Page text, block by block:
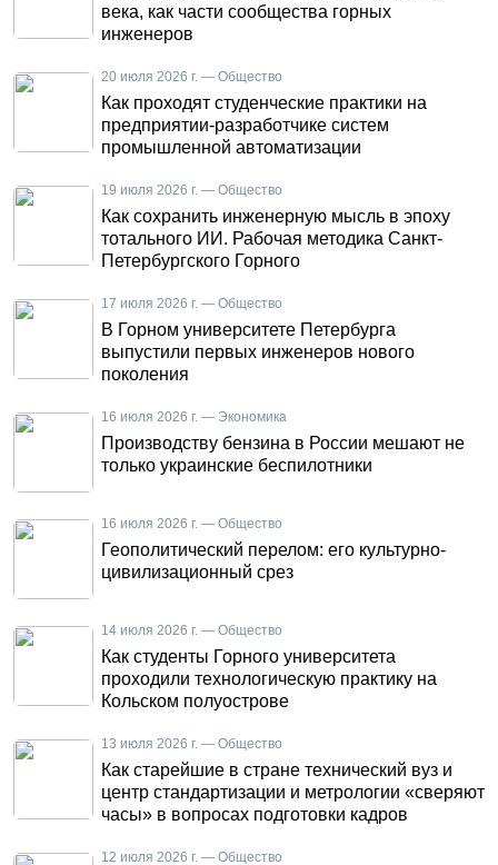
века, как части сообщества горных
инженеров
20 июля 2026 г. — Общество
Как проходят студенческие практики на
предприятии-разработчике систем
промышленной автоматизации
19 июля 2026 г. — Общество
Как сохранить инженерную мысль в эпоху
тотального ИИ. Рабочая методика Санкт-
Петербургского Горного
17 июля 2026 г. — Общество
В Горном университете Петербурга
выпустили первых инженеров нового
поколения
16 июля 2026 г. — Экономика
Производству бензина в России мешают не
только украинские беспилотники
16 июля 2026 г. — Общество
Геополитический перелом: его культурно-
цивилизационный срез
14 июля 2026 г. — Общество
Как студенты Горного университета
проходили технологическую практику на
Кольском полуострове
13 июля 2026 г. — Общество
Как старейшие в стране технический вуз и
центр стандартизации и метрологии «сверяют
часы» в вопросах подготовки кадров
12 июля 2026 г. — Общество